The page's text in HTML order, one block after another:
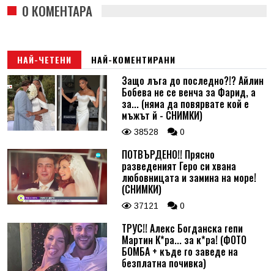
0 КОМЕНТАРА
НАЙ-ЧЕТЕНИ НАЙ-КОМЕНТИРАНИ
Защо лъга до последно?!? Айлин
Бобева не се венча за Фарид, а
за... (няма да повярвате кой е
мъжът й - СНИМКИ)
38528 0
ПОТВЪРДЕНО!! Прясно
разведеният Геро си хвана
любовницата и замина на море!
(СНИМКИ)
37121 0
ТРУС!! Алекс Богданска гепи
Мартин К*ра... за к*ра! (ФОТО
БОМБА + къде го заведе на
безплатна почивка)